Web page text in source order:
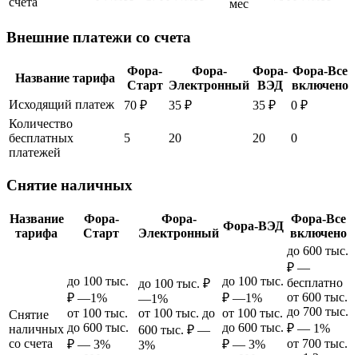
мес
Внешние платежи со счета
Название тарифа
Фора-
Старт
Фора-
Электронный
Фора-
ВЭД
Фора-Все
включено
Исходящий платеж
70 ₽ 35 ₽ 35 ₽
0 ₽
Количество
бесплатных
платежей
5 20 20 0
Снятие наличных
Название
тарифа
Фора-
Старт
Фора-
Электронный
Фора-ВЭД
Фора-Все
включено
Снятие
наличных
со счета
до 100 тыс.
₽ —1%
от 100 тыс.
до 600 тыс.
₽ — 3%
до 100 тыс. ₽
—1%
от 100 тыс. до
600 тыс. ₽ —
3%
до 100 тыс.
₽ —1%
от 100 тыс.
до 600 тыс.
₽ — 3%
до 600 тыс.
₽ —
бесплатно
от 600 тыс.
до 700 тыс.
₽ — 1%
от 700 тыс.